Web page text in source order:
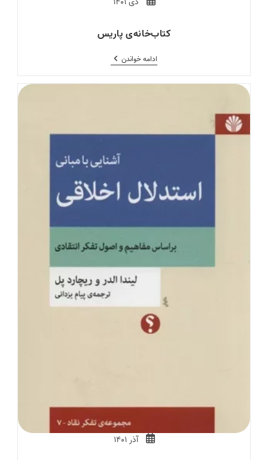
کتاب‌خانه‌ی پاریس
ادامه خواندنکتاب‌خانه‌ی
پاریس
Postآذر ۱۴۰۱